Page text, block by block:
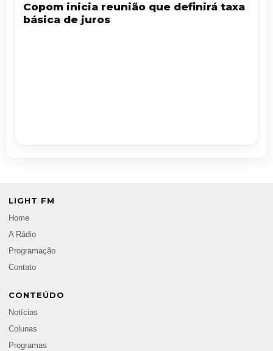
Copom inicia reunião que definirá taxa
básica de juros
LIGHT FM
Home
A Rádio
Programação
Contato
CONTEÚDO
Notícias
Colunas
Programas